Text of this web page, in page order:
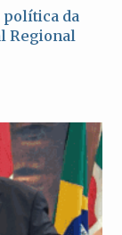
política da
Regional